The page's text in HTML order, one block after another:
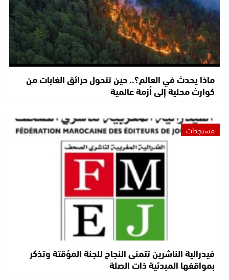
ماذا يحدث في العالم؟.. حين تتحول حرائق الغابات من
كوارث محلية إلى أزمة عالمية
مستجدات
فيدرالية الناشرين تتمنى النجاح للجنة المؤقتة وتذكر
بمواقفها المبدئية ذات الصلة